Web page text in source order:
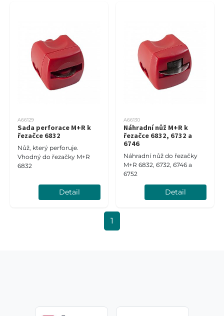
A66129
Sada perforace M+R k
řezačce 6832
Nůž, který perforuje.
Vhodný do řezačky M+R
6832
Detail
A66130
Náhradní nůž M+R k
řezačce 6832, 6732 a
6746
Náhradní nůž do řezačky
M+R 6832, 6732, 6746 a
6752
Detail
1